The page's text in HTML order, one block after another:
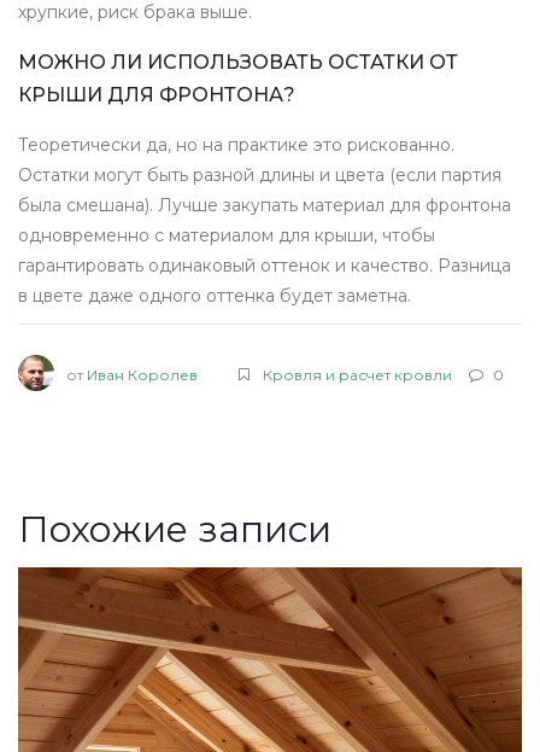
хрупкие, риск брака выше.
МОЖНО ЛИ ИСПОЛЬЗОВАТЬ ОСТАТКИ ОТ
КРЫШИ ДЛЯ ФРОНТОНА?
Теоретически да, но на практике это рискованно.
Остатки могут быть разной длины и цвета (если партия
была смешана). Лучше закупать материал для фронтона
одновременно с материалом для крыши, чтобы
гарантировать одинаковый оттенок и качество. Разница
в цвете даже одного оттенка будет заметна.
от Иван Королев Кровля и расчет кровли 0
Похожие записи